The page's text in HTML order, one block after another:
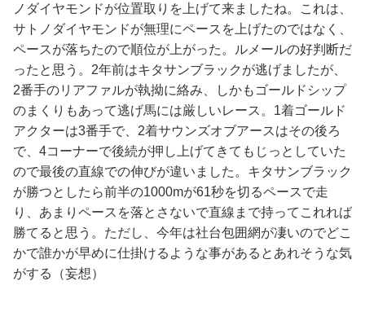
ノダイヤモンドが位置取りを上げて来ましたね。これは、
サトノダイヤモンドが無理にペースを上げたのではなく、
ペースが落ちたので順位が上がった。ルメールの好判断だ
ったと思う。2年前はキタサンブラックが逃げましたが、
2番手のリアファルが執拗に絡み、しかもゴールドシップ
のまくりもあって逃げ馬には厳しいレース。1着ゴールド
アクターは3番手で、2着サウンズオブアースはその後ろ
で、4コーナーで後続が押し上げてきてもじっとしていた
ので最後の直線での伸びが違いました。キタサンブラック
が勝つとしたら前半の1000mが61秒を切るペースで走
り、あまりペースを落とさないで直線まで持ってこれれば
勝てると思う。ただし、今年は社台包囲網が凄いのでどこ
かで誰かが早めに仕掛けるような事があるとあれそうな気
がする（妄想）